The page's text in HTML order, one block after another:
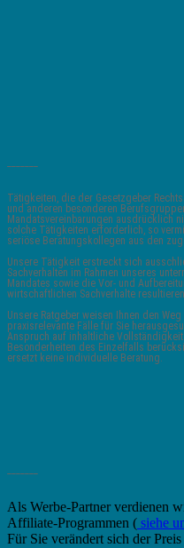
Tätigkeiten, die der Gesetzgeber
und anderen besonderen
Mandatsvereinbarungen ausdrücklich
solche Tätigkeiten erforderlich, so
seriöse Beratungskollegen aus den
Unsere Tätigkeit erstreckt sich
Sachverhalten im Rahmen unseres
Mandates sowie die Vor- und
wirtschaftlichen Sachverhalte
Unsere Ratgeber weisen Ihnen den
praxisrelevante Fälle für Sie
Anspruch auf inhaltliche
Besonderheiten des Einzelfalls
ersetzt keine individuelle Beratung.
Als Werbe-Partner verdienen
Affiliate-Programmen ( siehe
Für Sie verändert sich der